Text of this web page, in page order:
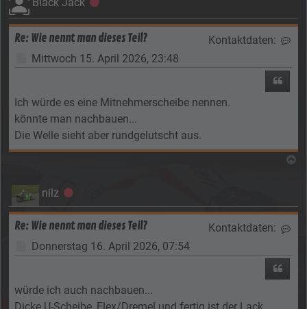
Re: Wie nennt man dieses Teil? Kontaktdaten:
Beitrag
Mittwoch 15. April 2026, 23:48
Ich würde es eine Mitnehmerscheibe nennen.
könnte man nachbauen...
Die Welle sieht aber rundgelutscht aus.
nilz Offline
Re: Wie nennt man dieses Teil? Kontaktdaten:
Beitrag
Donnerstag 16. April 2026, 07:54
würde ich auch nachbauen...